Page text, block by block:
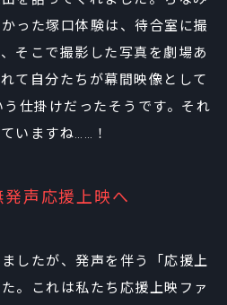
った塚口体験は、待合室に撮
そこで撮影した写真を劇場あ
て自分たちが幕間映像として
仕掛けだったそうです。それ
いますね……！
発声応援上映へ
したが、発声を伴う「応援上
。これは私たち応援上映ファ